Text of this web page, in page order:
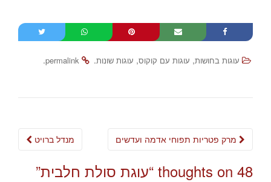
עוגות בחושות, עוגות עם קוקוס, עוגות שונות.
permalink
.
Post
מנדל ברויט
48 thoughts on “ עוגת סולת חלבית”